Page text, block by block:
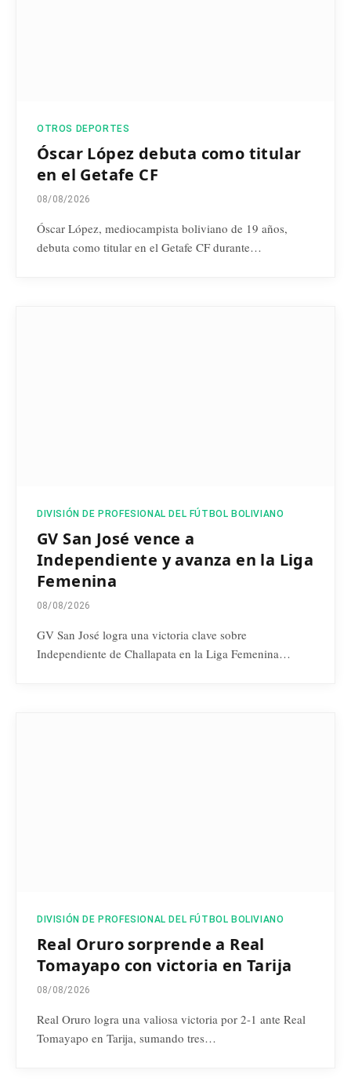
OTROS DEPORTES
Óscar López debuta como titular
en el Getafe CF
08/08/2026
Óscar López, mediocampista boliviano de 19 años,
debuta como titular en el Getafe CF durante…
DIVISIÓN DE PROFESIONAL DEL FÚTBOL BOLIVIANO
GV San José vence a
Independiente y avanza en la Liga
Femenina
08/08/2026
GV San José logra una victoria clave sobre
Independiente de Challapata en la Liga Femenina…
DIVISIÓN DE PROFESIONAL DEL FÚTBOL BOLIVIANO
Real Oruro sorprende a Real
Tomayapo con victoria en Tarija
08/08/2026
Real Oruro logra una valiosa victoria por 2-1 ante Real
Tomayapo en Tarija, sumando tres…